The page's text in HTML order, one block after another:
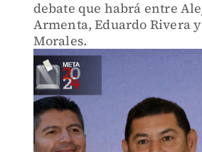
debate que habrá entre
Armenta, Eduardo Rivera
Morales.